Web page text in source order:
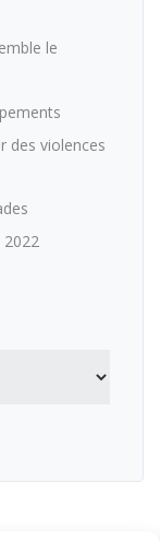
le
des violences
2022